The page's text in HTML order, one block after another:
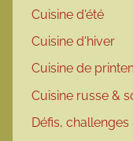
Cuisine d'été
Cuisine d'hiver
Cuisine de
Cuisine russe &
Défis, challenges